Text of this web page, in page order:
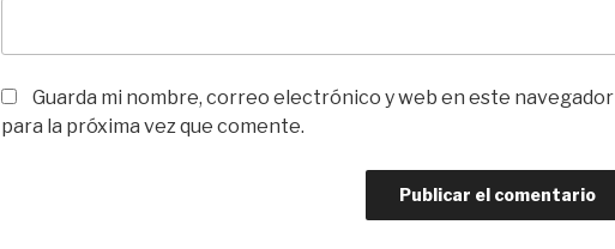
Guarda mi nombre, correo electrónico y web en este navegador
para la próxima vez que comente.